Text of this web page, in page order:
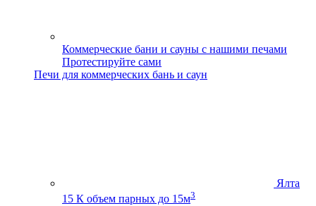
Коммерческие бани и сауны с нашими печами
Протестируйте сами
Печи для коммерческих бань и саун
Ялта
15 К объем парных до 15м3